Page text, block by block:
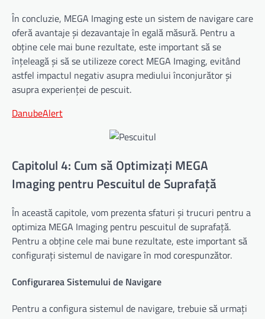
În concluzie, MEGA Imaging este un sistem de navigare care
oferă avantaje și dezavantaje în egală măsură. Pentru a
obține cele mai bune rezultate, este important să se
înțeleagă și să se utilizeze corect MEGA Imaging, evitând
astfel impactul negativ asupra mediului înconjurător și
asupra experienței de pescuit.
DanubeAlert
Capitolul 4: Cum să Optimizați MEGA
Imaging pentru Pescuitul de Suprafață
În această capitole, vom prezenta sfaturi și trucuri pentru a
optimiza MEGA Imaging pentru pescuitul de suprafață.
Pentru a obține cele mai bune rezultate, este important să
configurați sistemul de navigare în mod corespunzător.
Configurarea Sistemului de Navigare
Pentru a configura sistemul de navigare, trebuie să urmați